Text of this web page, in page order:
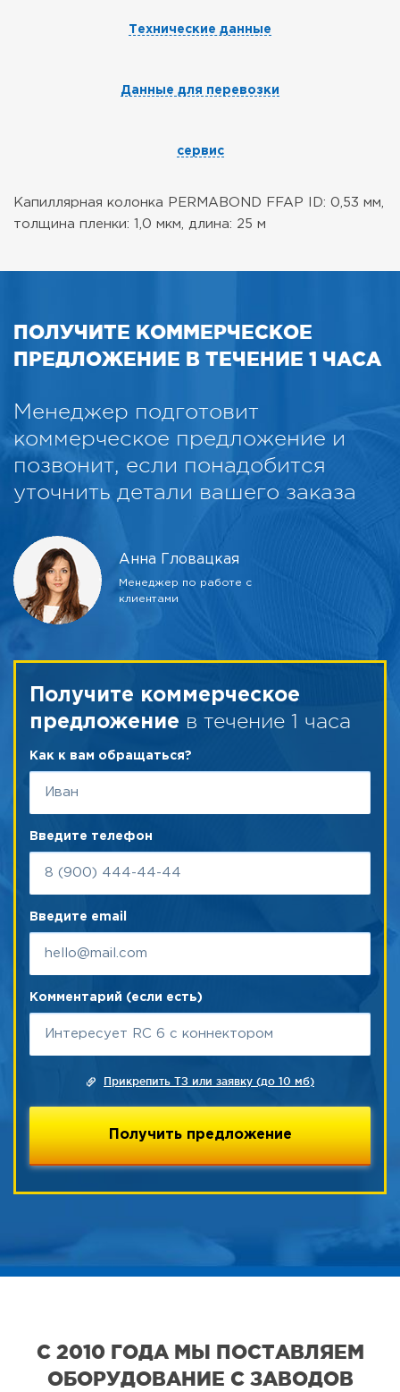
Технические данные
Данные для перевозки
сервис
Капиллярная колонка PERMABOND FFAP ID: 0,53 мм,
толщина пленки: 1,0 мкм, длина: 25 м
ПОЛУЧИТЕ КОММЕРЧЕСКОЕ
ПРЕДЛОЖЕНИЕ В ТЕЧЕНИЕ 1 ЧАСА
Менеджер подготовит
коммерческое предложение и
позвонит, если понадобится
уточнить детали вашего заказа
Анна Гловацкая
Менеджер по работе с
клиентами
Получите коммерческое
предложение в течение 1 часа
Как к вам обращаться?
Введите телефон
Введите email
Комментарий (если есть)
Прикрепить ТЗ или заявку (до 10 мб)
С 2010 ГОДА МЫ ПОСТАВЛЯЕМ
ОБОРУДОВАНИЕ С ЗАВОДОВ